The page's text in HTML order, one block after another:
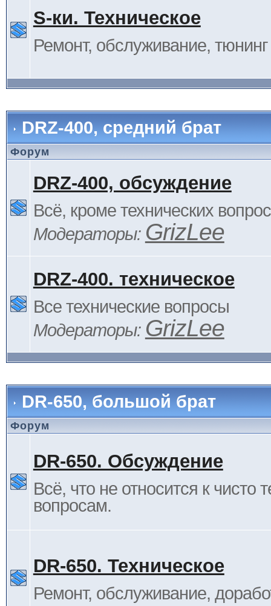
S-ки. Техническое
Ремонт, обслуживание, тюнинг
DRZ-400, средний брат
Форум
DRZ-400, обсуждение
Всё, кроме технических
Модераторы: GrizLee
DRZ-400. техническое
Все технические вопросы
Модераторы: GrizLee
DR-650, большой брат
Форум
DR-650. Обсуждение
Всё, что не относится к чисто
вопросам.
DR-650. Техническое
Ремонт, обслуживание,